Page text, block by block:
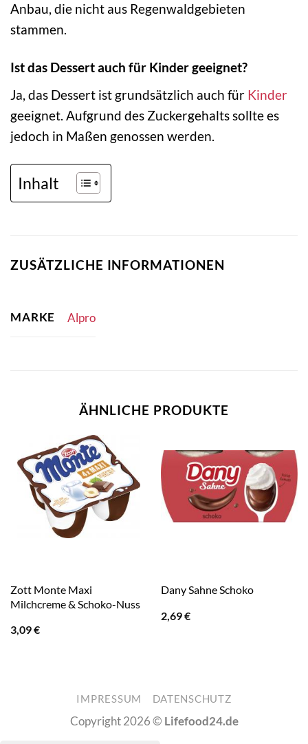
Anbau, die nicht aus Regenwaldgebieten
stammen.
Ist das Dessert auch für Kinder geeignet?
Ja, das Dessert ist grundsätzlich auch für Kinder
geeignet. Aufgrund des Zuckergehalts sollte es
jedoch in Maßen genossen werden.
Inhalt
ZUSÄTZLICHE INFORMATIONEN
MARKE Alpro
ÄHNLICHE PRODUKTE
Zott Monte Maxi
Milchcreme & Schoko-Nuss
3,09€
Dany Sahne Schoko
2,69€
IMPRESSUM DATENSCHUTZ
Copyright 2026 © Lifefood24.de